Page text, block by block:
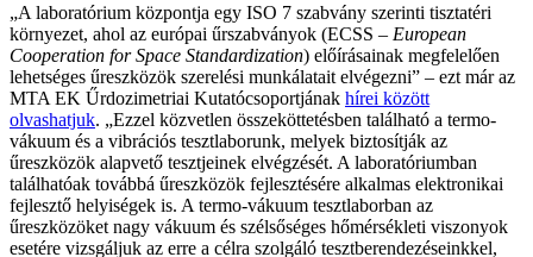
„A laboratórium központja egy ISO 7 szabvány szerinti tisztatéri
környezet, ahol az európai űrszabványok (ECSS – European
Cooperation for Space Standardization) előírásainak megfelelően
lehetséges űreszközök szerelési munkálatait elvégezni” – ezt már az
MTA EK Űrdozimetriai Kutatócsoportjának hírei között
olvashatjuk. „Ezzel közvetlen összeköttetésben található a termo-
vákuum és a vibrációs tesztlaborunk, melyek biztosítják az
űreszközök alapvető tesztjeinek elvégzését. A laboratóriumban
találhatóak továbbá űreszközök fejlesztésére alkalmas elektronikai
fejlesztő helyiségek is. A termo-vákuum tesztlaborban az
űreszközöket nagy vákuum és szélsőséges hőmérsékleti viszonyok
esetére vizsgáljuk az erre a célra szolgáló tesztberendezéseinkkel,